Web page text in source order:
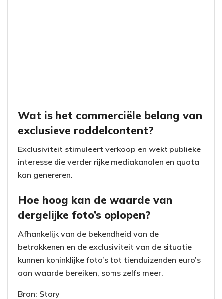
Wat is het commerciële belang van
exclusieve roddelcontent?
Exclusiviteit stimuleert verkoop en wekt publieke
interesse die verder rijke mediakanalen en quota
kan genereren.
Hoe hoog kan de waarde van
dergelijke foto’s oplopen?
Afhankelijk van de bekendheid van de
betrokkenen en de exclusiviteit van de situatie
kunnen koninklijke foto’s tot tienduizenden euro’s
aan waarde bereiken, soms zelfs meer.
Bron: Story